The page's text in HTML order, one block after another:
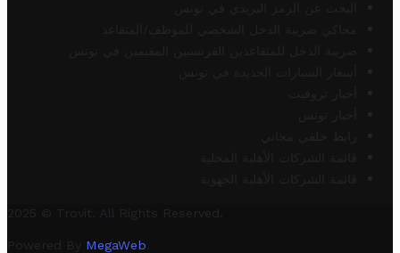
البحث عن الرمز البريدي في تونس
محاكي ضريبة الدخل الشخصي للموظف/المتقاعد
ضريبة الدخل للمتقاعدين الفرنسيين المقيمين في تونس
أسعار السيارات الجديدة في تونس
أخبار تروفيت
أخبار تونس
رابط خلفي مجاني
قائمة الشركات الأهلية المحلية
قائمة الشركات الأهلية الجهوية
2025 © Trovit. All Rights Reserved.
Powered By MegaWeb